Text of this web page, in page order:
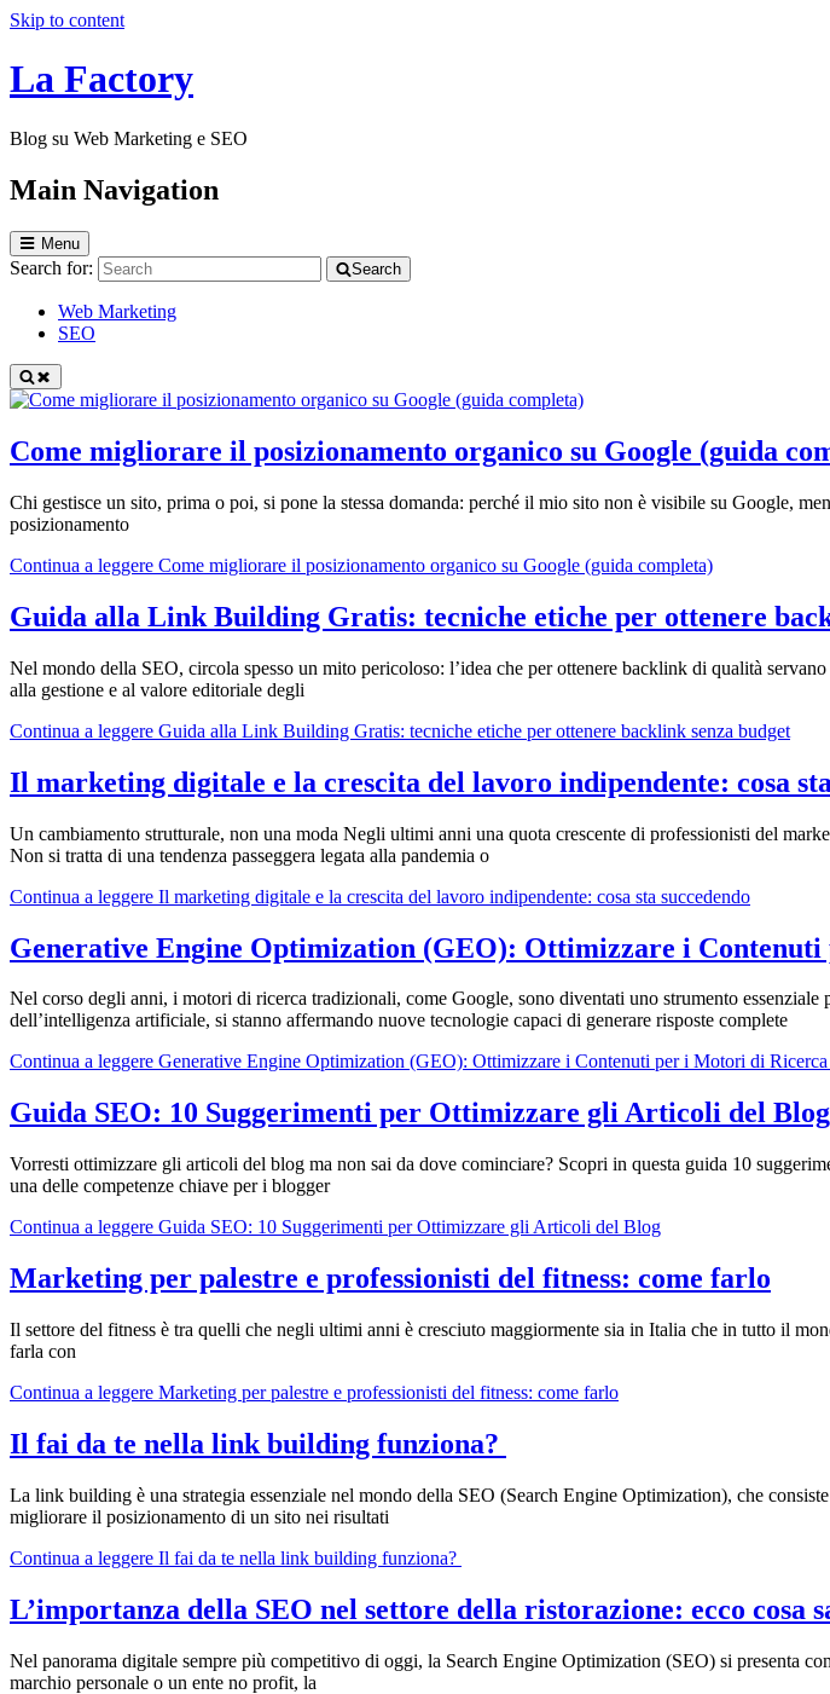
Skip to content
La Factory
Blog su Web Marketing e SEO
Main Navigation
Menu
Search for: Search
Web Marketing
SEO
Come migliorare il posizionamento organico su Google (guida
Chi gestisce un sito, prima o poi, si pone la stessa domanda: perché il mio sito non è visibile su Google,
posizionamento
Continua a leggere Come migliorare il posizionamento organico su Google (guida completa)
Guida alla Link Building Gratis: tecniche etiche per ottenere
Nel mondo della SEO, circola spesso un mito pericoloso: l’idea che per ottenere backlink di qualità
alla gestione e al valore editoriale degli
Continua a leggere Guida alla Link Building Gratis: tecniche etiche per ottenere backlink senza budget
Il marketing digitale e la crescita del lavoro indipendente: cosa
Un cambiamento strutturale, non una moda Negli ultimi anni una quota crescente di professionisti del
Non si tratta di una tendenza passeggera legata alla pandemia o
Continua a leggere Il marketing digitale e la crescita del lavoro indipendente: cosa sta succedendo
Generative Engine Optimization (GEO): Ottimizzare i
Nel corso degli anni, i motori di ricerca tradizionali, come Google, sono diventati uno strumento
dell’intelligenza artificiale, si stanno affermando nuove tecnologie capaci di generare risposte complete
Continua a leggere Generative Engine Optimization (GEO): Ottimizzare i Contenuti per i Motori di
Guida SEO: 10 Suggerimenti per Ottimizzare gli Articoli del Blog
Vorresti ottimizzare gli articoli del blog ma non sai da dove cominciare? Scopri in questa guida 10
una delle competenze chiave per i blogger
Continua a leggere Guida SEO: 10 Suggerimenti per Ottimizzare gli Articoli del Blog
Marketing per palestre e professionisti del fitness: come farlo
Il settore del fitness è tra quelli che negli ultimi anni è cresciuto maggiormente sia in Italia che in tutto il
farla con
Continua a leggere Marketing per palestre e professionisti del fitness: come farlo
Il fai da te nella link building funziona?
La link building è una strategia essenziale nel mondo della SEO (Search Engine Optimization), che
migliorare il posizionamento di un sito nei risultati
Continua a leggere Il fai da te nella link building funziona?
L’importanza della SEO nel settore della ristorazione: ecco cosa
Nel panorama digitale sempre più competitivo di oggi, la Search Engine Optimization (SEO) si presenta
marchio personale o un ente no profit, la